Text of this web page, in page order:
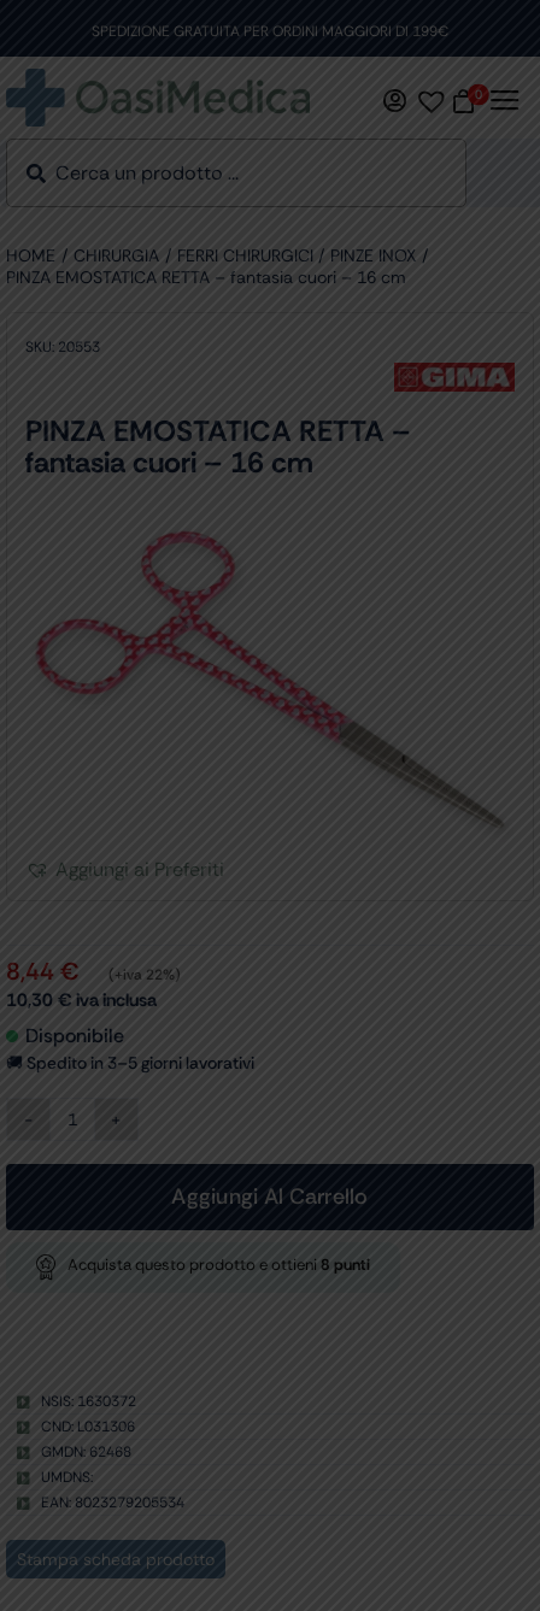
content
SPEDIZIONE GRATUITA PER ORDINI MAGGIORI DI 199€
0
HOME CHIRURGIA FERRI CHIRURGICI
PINZE INOX
PINZA EMOSTATICA RETTA – fantasia cuori – 16 cm
SKU: 20553
PINZA EMOSTATICA RETTA –
fantasia cuori – 16 cm
Aggiungi ai Preferiti
8,44€ (+iva 22%)
10,30 € iva inclusa
Disponibile
🚚 Spedito in 3–5 giorni lavorativi
PINZA
RETTA
cuori
-
16
Aggiungi Al Carrello
Acquista questo prodotto e ottieni 8 punti
NSIS: 1630372
CND: L031306
GMDN: 62468
UMDNS:
EAN: 8023279205534
Stampa scheda prodotto